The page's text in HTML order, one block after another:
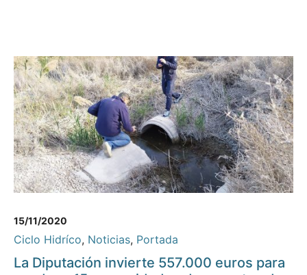
15/11/2020
Ciclo Hidríco, Noticias, Portada
La Diputación invierte 557.000 euros para